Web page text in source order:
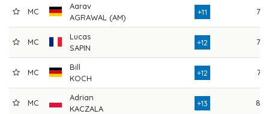
MC
Aarav
AGRAWAL (AM)
+11 79
MC
Lucas
SAPIN
+12 78
MC
Bill
KOCH
+12 76
MC
Adrian
KACZALA
+13 80